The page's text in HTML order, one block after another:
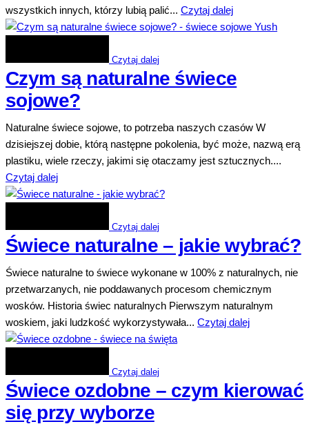
wszystkich innych, którzy lubią palić... Czytaj dalej
Czytaj dalej
Czym są naturalne świece
sojowe?
Naturalne świece sojowe, to potrzeba naszych czasów W
dzisiejszej dobie, którą następne pokolenia, być może, nazwą erą
plastiku, wiele rzeczy, jakimi się otaczamy jest sztucznych....
Czytaj dalej
Czytaj dalej
Świece naturalne – jakie wybrać?
Świece naturalne to świece wykonane w 100% z naturalnych, nie
przetwarzanych, nie poddawanych procesom chemicznym
wosków. Historia świec naturalnych Pierwszym naturalnym
woskiem, jaki ludzkość wykorzystywała... Czytaj dalej
Czytaj dalej
Świece ozdobne – czym kierować
się przy wyborze